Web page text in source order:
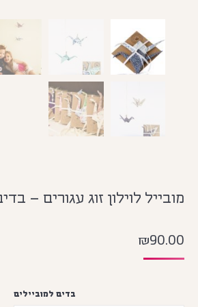
מובייל לוילון זוג עגורים –
₪90.00
בדים למוביילים